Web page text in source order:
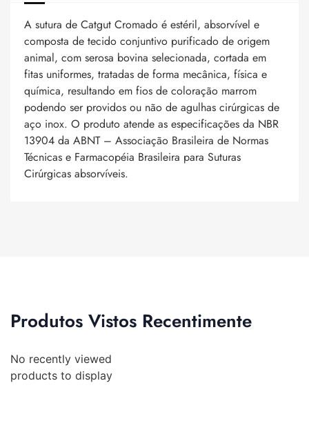
A sutura de Catgut Cromado é estéril, absorvível e
composta de tecido conjuntivo purificado de origem
animal, com serosa bovina selecionada, cortada em
fitas uniformes, tratadas de forma mecânica, física e
química, resultando em fios de coloração marrom
podendo ser providos ou não de agulhas cirúrgicas de
aço inox. O produto atende as especificações da NBR
13904 da ABNT – Associação Brasileira de Normas
Técnicas e Farmacopéia Brasileira para Suturas
Cirúrgicas absorvíveis.
Produtos Vistos Recentimente
No recently viewed
products to display